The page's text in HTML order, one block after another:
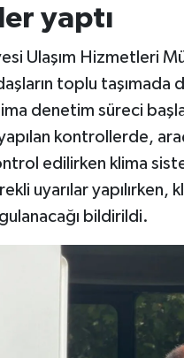
yaptı
Ulaşım Hizmetleri
toplu
denetim süreci
kontrollerde,
edilirken klima
uyarılar yapılırken,
bildirildi.